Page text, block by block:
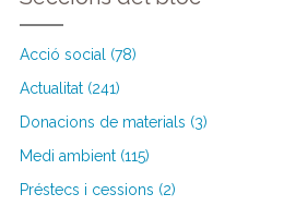
Acció social (78)
Actualitat (241)
Donacions de materials (3)
Medi ambient (115)
Préstecs i cessions (2)